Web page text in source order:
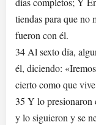
tiendas para que no
fueron con él.
34 Al sexto día,
él, diciendo:
cierto como que
35 Y lo presionaron
y lo siguieron y se